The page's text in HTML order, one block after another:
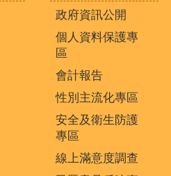
政府資訊公開
個人資料保護專
區
會計報告
性別主流化專區
安全及衛生防護
專區
線上滿意度調查